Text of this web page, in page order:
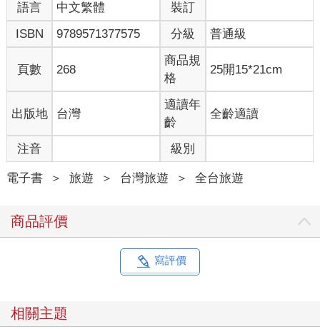
語言 中文繁體
裝訂
ISBN
9789571377575 分級 普通級
頁數 268
商品規
格
25開15*21cm
出版地 台灣
適讀年
齡
全齡適讀
注音 級別
電子書 ＞ 旅遊 ＞ 台灣旅遊 ＞ 全台旅遊
商品評價
寫評價
相關主題